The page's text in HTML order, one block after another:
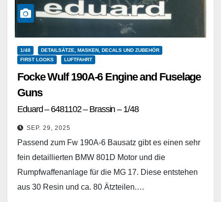
1/48
DETAILSÄTZE, MASKEN, DECALS UND ZUBEHÖR
FIRST LOOKS
LUFTFAHRT
Focke Wulf 190A-6 Engine and Fuselage
Guns
Eduard – 6481102 – Brassin – 1/48
SEP. 29, 2025
Passend zum Fw 190A-6 Bausatz gibt es einen sehr
fein detaillierten BMW 801D Motor und die
Rumpfwaffenanlage für die MG 17. Diese entstehen
aus 30 Resin und ca. 80 Ätzteilen.…